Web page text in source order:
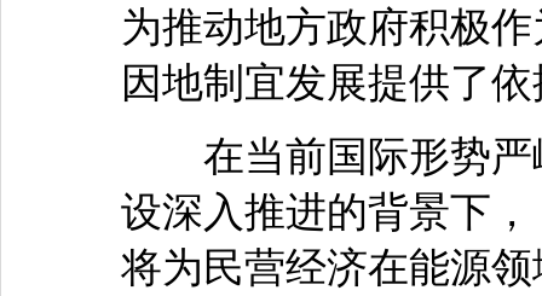
为推动地方政府积极
因地制宜发展提供了
在当前国际形势严
设深入推进的背景下
将为民营经济在能源